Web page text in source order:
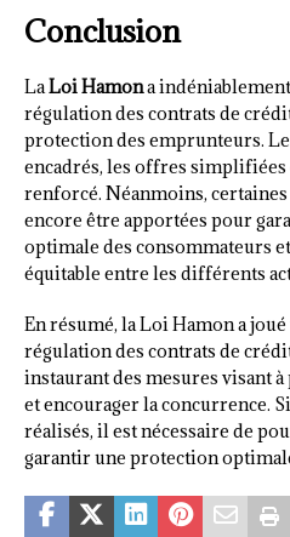
Conclusion
LaLoi Hamona
régulation des contrats de
protection des emprunteurs.
encadrés, les offres
renforcé. Néanmoins,
encore être apportées pour
optimale des consommateurs
équitable entre les différents
En résumé, la Loi Hamon a
régulation des contrats de
instaurant des mesures visant
et encourager la concurrence.
réalisés, il est nécessaire de
garantir une protection